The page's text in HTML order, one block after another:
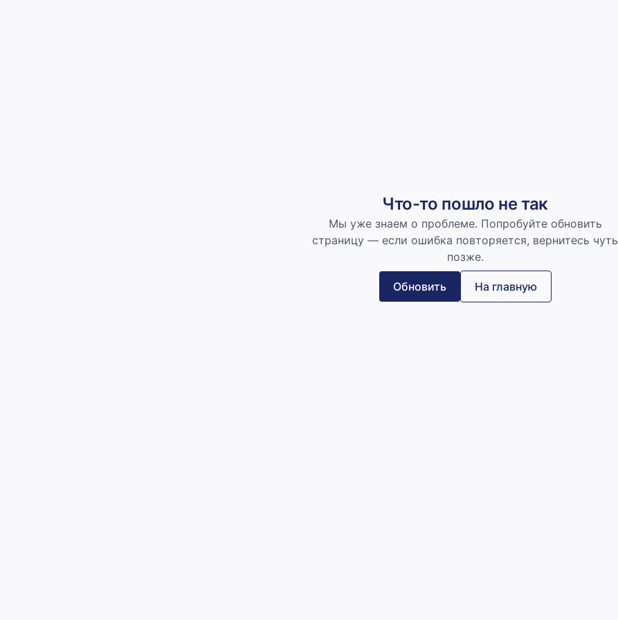
Что-то пошло не так
Мы уже знаем о проблеме. Попробуйте обновить
страницу — если ошибка повторяется, вернитесь чуть
позже.
Обновить На главную